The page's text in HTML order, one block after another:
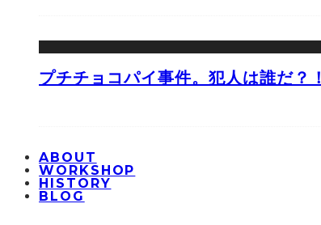
プチチョコパイ事件。犯人は誰だ？！
ABOUT
WORKSHOP
HISTORY
BLOG